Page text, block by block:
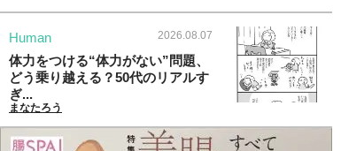
Human 2026.08.07
体力をつける“体力がない”問題、
どう乗り越える？50代のリアルす
ぎ...
まなたろう